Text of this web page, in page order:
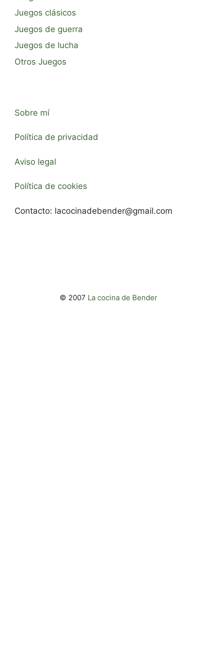
Juegos clásicos
Juegos de guerra
Juegos de lucha
Otros Juegos
Sobre mí
Política de privacidad
Aviso legal
Política de cookies
Contacto: lacocinadebender@gmail.com
© 2007 La cocina de Bender